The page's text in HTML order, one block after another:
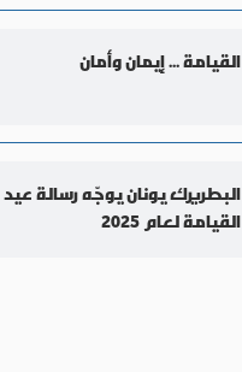
القيامة ... إيمان وأمان
البطريرك يونان يوجّه رسالة عيد
القيامة لعام 2025